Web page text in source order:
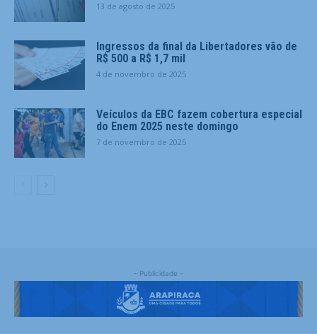
13 de agosto de 2025
Ingressos da final da Libertadores vão de
R$ 500 a R$ 1,7 mil
4 de novembro de 2025
Veículos da EBC fazem cobertura especial
do Enem 2025 neste domingo
7 de novembro de 2025
- Publicidade -